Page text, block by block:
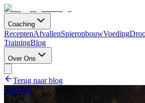
Coaching
ReceptenAfvallenSpieropbouwVoeding
TrainingBlog
Over Ons
Terug naar blog
Lifestyle